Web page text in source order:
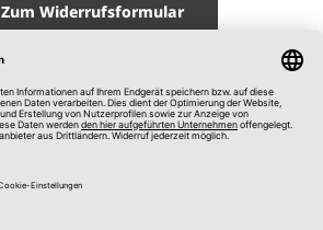
Zum Widerrufsformular
Impressum
AGB
Datenschutz